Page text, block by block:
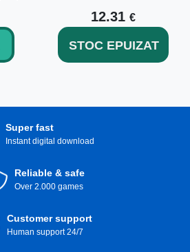
12.31 €
STOC EPUIZAT
Super fast
Instant digital download
Reliable & safe
Over 2.000 games
Customer support
Human support 24/7